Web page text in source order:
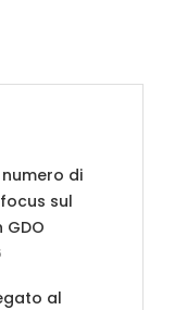
numero di
sul
al